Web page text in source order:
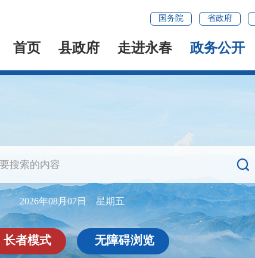
国务院 省政府
首页 县政府 走进永春 政务公开

2026年08月07日 星期五
长者模式 无障碍浏览